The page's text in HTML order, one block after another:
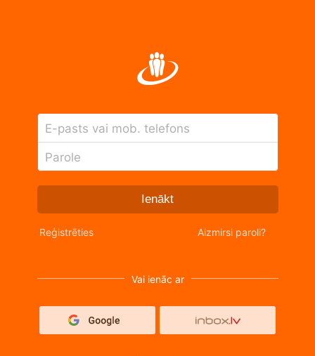
E-pasts vai mob. telefons
Parole
Ienākt
Reģistrēties Aizmirsi paroli?
Vai ienāc ar